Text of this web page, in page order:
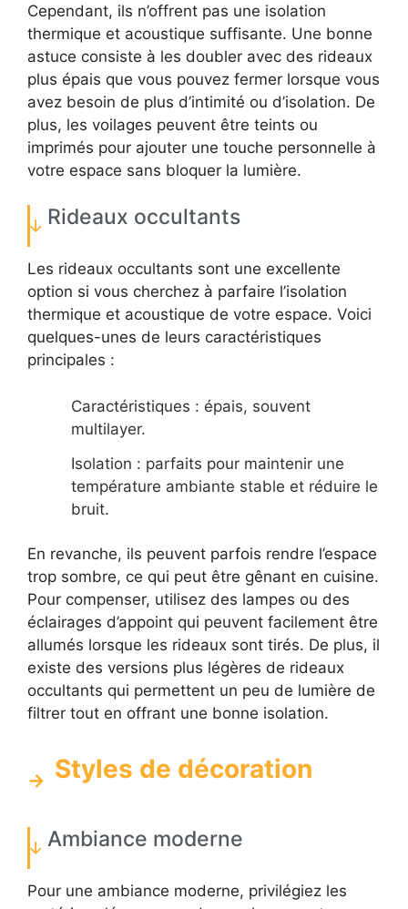
Cependant, ils n’offrent pas une isolation
thermique et acoustique suffisante. Une bonne
astuce consiste à les doubler avec des rideaux
plus épais que vous pouvez fermer lorsque vous
avez besoin de plus d’intimité ou d’isolation. De
plus, les voilages peuvent être teints ou
imprimés pour ajouter une touche personnelle à
votre espace sans bloquer la lumière.
Rideaux occultants
Les rideaux occultants sont une excellente
option si vous cherchez à parfaire l’isolation
thermique et acoustique de votre espace. Voici
quelques-unes de leurs caractéristiques
principales :
Caractéristiques : épais, souvent
multilayer.
Isolation : parfaits pour maintenir une
température ambiante stable et réduire le
bruit.
En revanche, ils peuvent parfois rendre l’espace
trop sombre, ce qui peut être gênant en cuisine.
Pour compenser, utilisez des lampes ou des
éclairages d’appoint qui peuvent facilement être
allumés lorsque les rideaux sont tirés. De plus, il
existe des versions plus légères de rideaux
occultants qui permettent un peu de lumière de
filtrer tout en offrant une bonne isolation.
Styles de décoration
Ambiance moderne
Pour une ambiance moderne, privilégiez les